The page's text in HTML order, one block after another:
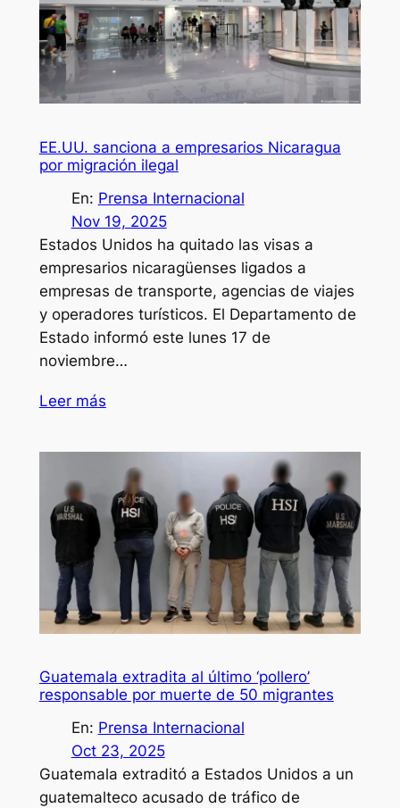
EE.UU. sanciona a empresarios Nicaragua
por migración ilegal
En: Prensa Internacional
Nov 19, 2025
Estados Unidos ha quitado las visas a
empresarios nicaragüenses ligados a
empresas de transporte, agencias de viajes
y operadores turísticos. El Departamento de
Estado informó este lunes 17 de
noviembre…
Leer más
Guatemala extradita al último ‘pollero’
responsable por muerte de 50 migrantes
En: Prensa Internacional
Oct 23, 2025
Guatemala extraditó a Estados Unidos a un
guatemalteco acusado de tráfico de